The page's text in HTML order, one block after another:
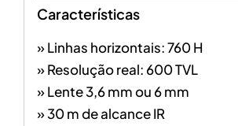
Características
» Linhas horizontais: 760 H
» Resolução real: 600 TVL
» Lente 3,6 mm ou 6 mm
» 30 m de alcance IR